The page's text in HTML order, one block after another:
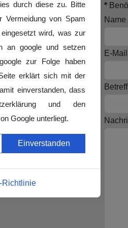
Schulsport
Kinder- und
Jugendschutz
*
Name
E-Mail
Betreff
durch diese zu. Bitte
Vermeidung von Spam
wird, was zur
an google und setzen
zur Folge haben
erklärt sich mit der
einverstanden, dass
und den
Google unterliegt.
Einverstanden
Richtlinie